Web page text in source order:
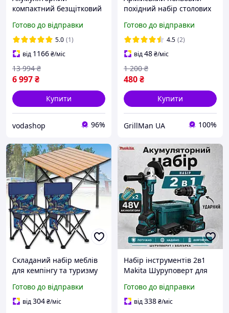
компактний безщітковий
Акумуляторний
електроінструмент у кейсі
Великий набір
інструментів
Готово до відправки
5.0 (1)
від 1166₴/міс
6 997₴
13 994 ₴
Купити
vodashop 96%
похідний набір столових
нержавійки в компактній
чорній сумці 6в1
Готово до відправки
4.5 (2)
від48₴/міс
480₴
1 200 ₴
Купити
GrillMan UA 100%
Складаний набір меблів
для кемпінгу та туризму
STD 02 компактний
buzyna
Готово до відправки
від304₴/міс
Набір інструментів 2в1
Makita Шуруповерт для
акумуляторна Болгарка
акумуляторна Компактна
Готово до відправки
від338₴/міс